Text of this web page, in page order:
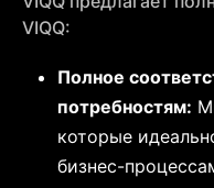
VIQQ:
Полное
потребностям:
которые
бизнес-